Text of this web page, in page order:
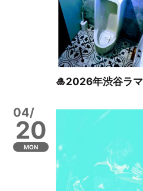
🎍2026年渋谷ラ
04/
20
MON